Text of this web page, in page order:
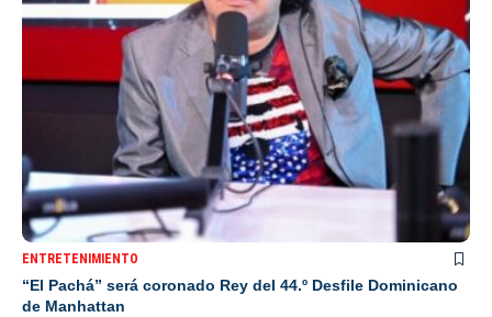
ENTRETENIMIENTO
“El Pachá” será coronado Rey del 44.º Desfile Dominicano
de Manhattan